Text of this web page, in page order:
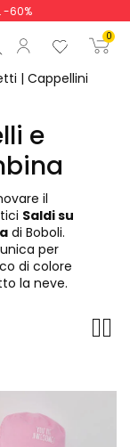
-60%
0
0,00 €
ordine
| Cappellini
e
il
Saldi su
di Boboli.
per
di colore
la neve.